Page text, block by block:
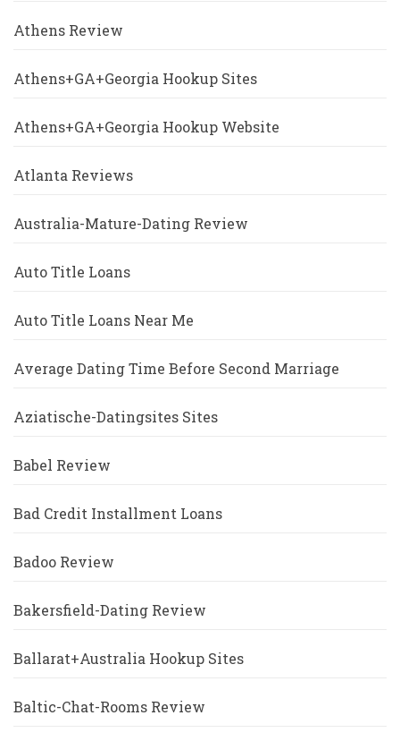
Athens Review
Athens+GA+Georgia Hookup Sites
Athens+GA+Georgia Hookup Website
Atlanta Reviews
Australia-Mature-Dating Review
Auto Title Loans
Auto Title Loans Near Me
Average Dating Time Before Second Marriage
Aziatische-Datingsites Sites
Babel Review
Bad Credit Installment Loans
Badoo Review
Bakersfield-Dating Review
Ballarat+Australia Hookup Sites
Baltic-Chat-Rooms Review